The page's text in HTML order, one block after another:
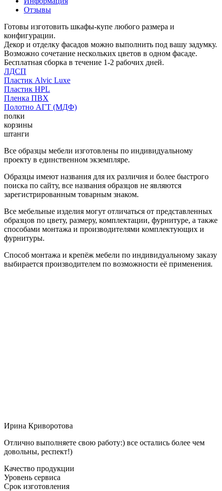
Отзывы
Готовы изготовить шкафы-купе любого размера и
конфигурации.
Декор и отделку фасадов можно выполнить под вашу задумку.
Возможно сочетание нескольких цветов в одном фасаде.
Бесплатная сборка в течение 1-2 рабочих дней.
ЛДСП
Пластик Alvic Luxe
Пластик HPL
Пленка ПВХ
Полотно АГТ (МДФ)
полки
корзины
штанги
Все образцы мебели изготовлены по индивидуальному
проекту в единственном экземпляре.
Образцы имеют названия для их различия и более быстрого
поиска по сайту, все названия образцов не являются
зарегистрированным товарным знаком.
Все мебельные изделия могут отличаться от представленных
образцов по цвету, размеру, комплектации, фурнитуре, а также
способами монтажа и производителями комплектующих и
фурнитуры.
Способ монтажа и крепёж мебели по индивидуальному заказу
выбирается производителем по возможности её применения.
Ирина Криворотова
Отлично выполняете свою работу:) все остались более чем
довольны, респект!)
Качество продукции
Уровень сервиса
Срок изготовления